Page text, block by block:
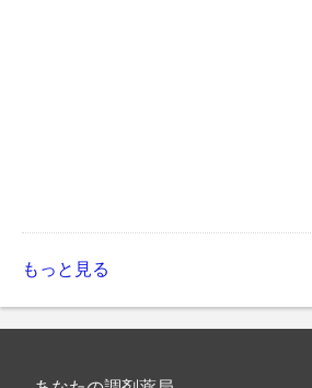
もっと見る